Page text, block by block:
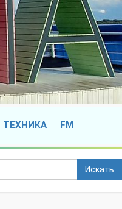
ТЕХНИКА FM
Искать